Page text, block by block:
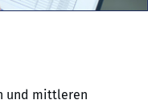
und mittleren